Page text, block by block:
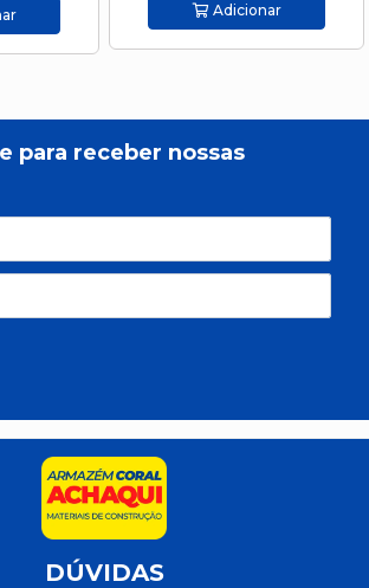
Adicionar
para receber nossas
DÚVIDAS